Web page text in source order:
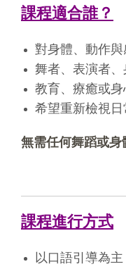
課程適合誰？
對身體、動作
舞者、表演者
教育、療癒或
希望重新檢視
無需任何舞蹈或身
課程進行方式
以口語引導為